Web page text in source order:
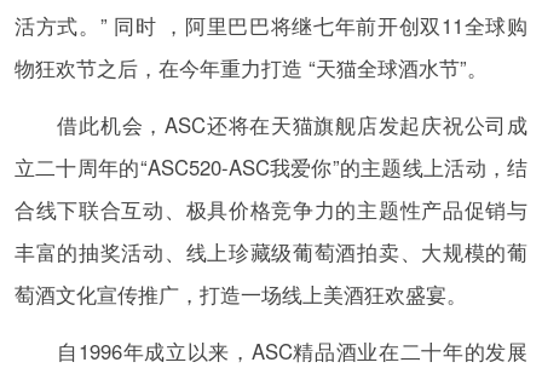
活方式。” 同时 ，阿里巴巴将继七年前开创双11全球购
物狂欢节之后，在今年重力打造 “天猫全球酒水节”。
借此机会，ASC还将在天猫旗舰店发起庆祝公司成
立二十周年的“ASC520-ASC我爱你”的主题线上活动，结
合线下联合互动、极具价格竞争力的主题性产品促销与
丰富的抽奖活动、线上珍藏级葡萄酒拍卖、大规模的葡
萄酒文化宣传推广，打造一场线上美酒狂欢盛宴。
自1996年成立以来，ASC精品酒业在二十年的发展